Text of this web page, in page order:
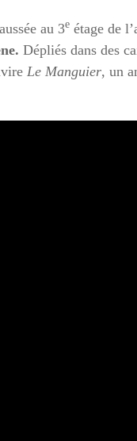
au 3e étage de
Dépliés dans des
Le Manguier, un